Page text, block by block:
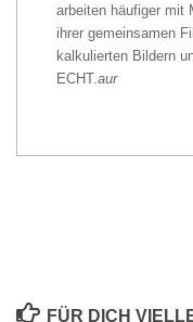
arbeiten häufiger mit
ihrer gemeinsamen
kalkulierten Bildern
ECHT. aur
FÜR DICH